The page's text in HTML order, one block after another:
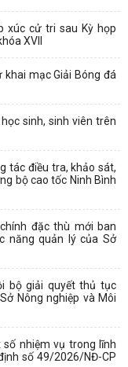
xúc cử tri sau Kỳ họp
XVII
mạc Giải Bóng đá
sinh, sinh viên trên
tác điều tra, khảo sát,
bộ cao tốc Ninh Bình
đặc thù mới ban
năng quản lý của Sở
bộ giải quyết thủ tục
Nông nghiệp và Môi
số nhiệm vụ trong lĩnh
số 49/2026/NĐ-CP